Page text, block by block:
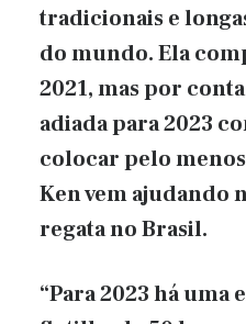
tradicionais e
do mundo. Ela
2021, mas por
adiada para 2023
colocar pelo
Ken vem ajudando
regata no Brasil.
“Para 2023 há uma